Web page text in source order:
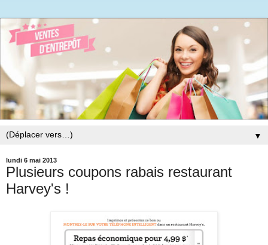
▼
lundi 6 mai 2013
Plusieurs coupons rabais restaurant
Harvey's !